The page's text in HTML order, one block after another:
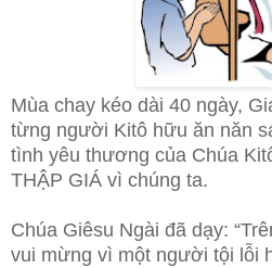
Mùa chay kéo dài 40 ngày,
từng người Kitô hữu ăn năn
tình yêu thương của Chúa
THẬP GIÁ vì chúng ta.
Chúa Giêsu Ngài đã dạy:
vui mừng vì một người tội lỗi